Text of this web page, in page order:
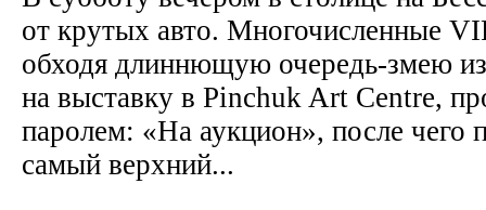
от крутых авто. Многочисленные
обходя длиннющую очередь-змею
на выставку в Pinchuk Art Centre,
паролем: «На аукцион», после чего
самый верхний...